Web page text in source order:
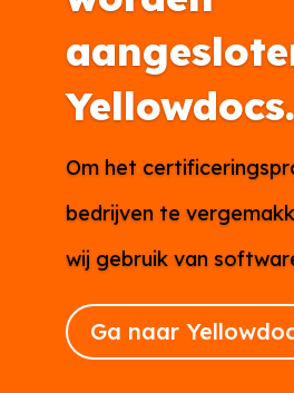
Om het
bedrijven te
wij gebruik van
Ga naar